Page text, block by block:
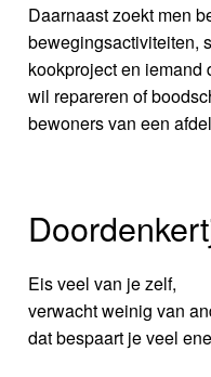
Daarnaast zoekt men
bewegingsactiviteiten,
kookproject en iemand
wil repareren of
bewoners van een
Eis veel van je zelf,
verwacht weinig van
dat bespaart je veel